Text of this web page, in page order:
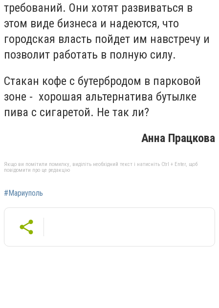
требований. Они хотят развиваться в
этом виде бизнеса и надеются, что
городская власть пойдет им навстречу и
позволит работать в полную силу.
Стакан кофе с бутербродом в парковой
зоне - хорошая альтернатива бутылке
пива с сигаретой. Не так ли?
Анна Працкова
Якщо ви помітили помилку, виділіть необхідний текст і натисніть Ctrl + Enter, щоб
повідомити про це редакцію
#Мариуполь